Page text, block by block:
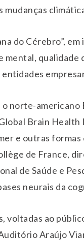
do Cérebro”,
qualidade
norte-
Brain
e outras
de France,
de Saúde e
neurais da
ao
Araújo